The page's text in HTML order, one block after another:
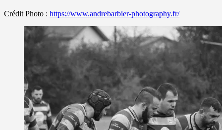
Crédit Photo : https://www.andrebarbier-photography.fr/